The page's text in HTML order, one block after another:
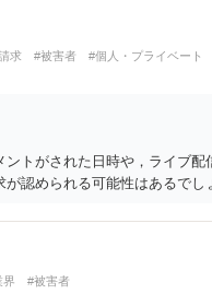
求 #被害者 #個人・プライベート
トがされた日時や，ライブ配
認められる可能性はあるでし
界 #被害者